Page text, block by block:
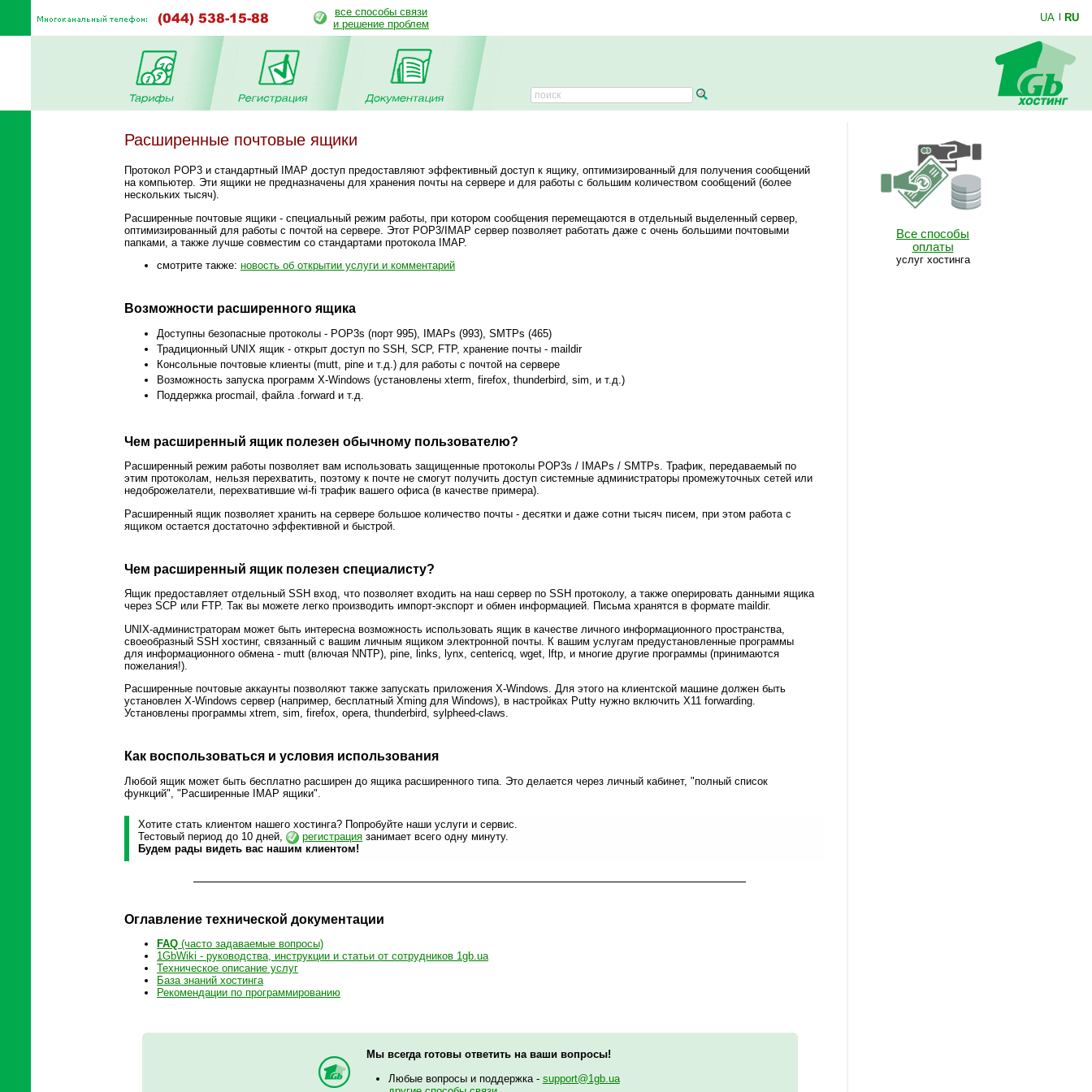
все способы связи
и решение проблем
UA | RU
Расширенные почтовые ящики
Протокол POP3 и стандартный IMAP доступ предоставляют эффективный доступ к ящику, оптимизированный для получения сообщений
на компьютер. Эти ящики не предназначены для хранения почты на сервере и для работы с большим количеством сообщений (более
нескольких тысяч).
Расширенные почтовые ящики - специальный режим работы, при котором сообщения перемещаются в отдельный выделенный сервер,
оптимизированный для работы с почтой на сервере. Этот POP3/IMAP сервер позволяет работать даже с очень большими почтовыми
папками, а также лучше совместим со стандартами протокола IMAP.
смотрите также: новость об открытии услуги и комментарий
Возможности расширенного ящика
Доступны безопасные протоколы - POP3s (порт 995), IMAPs (993), SMTPs (465)
Традиционный UNIX ящик - открыт доступ по SSH, SCP, FTP, хранение почты - maildir
Консольные почтовые клиенты (mutt, pine и т.д.) для работы с почтой на сервере
Возможность запуска программ X-Windows (установлены xterm, firefox, thunderbird, sim, и т.д.)
Поддержка procmail, файла .forward и т.д.
Чем расширенный ящик полезен обычному пользователю?
Расширенный режим работы позволяет вам использовать защищенные протоколы POP3s / IMAPs / SMTPs. Трафик, передаваемый по
этим протоколам, нельзя перехватить, поэтому к почте не смогут получить доступ системные администраторы промежуточных сетей или
недоброжелатели, перехватившие wi-fi трафик вашего офиса (в качестве примера).
Расширенный ящик позволяет хранить на сервере большое количество почты - десятки и даже сотни тысяч писем, при этом работа с
ящиком остается достаточно эффективной и быстрой.
Чем расширенный ящик полезен специалисту?
Ящик предоставляет отдельный SSH вход, что позволяет входить на наш сервер по SSH протоколу, а также оперировать данными ящика
через SCP или FTP. Так вы можете легко производить импорт-экспорт и обмен информацией. Письма хранятся в формате maildir.
UNIX-администраторам может быть интересна возможность использовать ящик в качестве личного информационного пространства,
своеобразный SSH хостинг, связанный с вашим личным ящиком электронной почты. К вашим услугам предустановленные программы
для информационного обмена - mutt (влючая NNTP), pine, links, lynx, centericq, wget, lftp, и многие другие программы (принимаются
пожелания!).
Расширенные почтовые аккаунты позволяют также запускать приложения X-Windows. Для этого на клиентской машине должен быть
установлен X-Windows сервер (например, бесплатный Xming для Windows), в настройках Putty нужно включить X11 forwarding.
Установлены программы xtrem, sim, firefox, opera, thunderbird, sylpheed-claws.
Как воспользоваться и условия использования
Любой ящик может быть бесплатно расширен до ящика расширенного типа. Это делается через личный кабинет, "полный список
функций", "Расширенные IMAP ящики".
Хотите стать клиентом нашего хостинга? Попробуйте наши услуги и сервис.
Тестовый период до 10 дней,
регистрация занимает всего одну минуту.
Будем рады видеть вас нашим клиентом!
Оглавление технической документации
FAQ (часто задаваемые вопросы)
1GbWiki - руководства, инструкции и статьи от сотрудников 1gb.ua
Техническое описание услуг
База знаний хостинга
Рекомендации по программированию
Мы всегда готовы ответить на ваши вопросы!
Любые вопросы и поддержка - support@1gb.ua
Все способы
оплаты
услуг хостинга